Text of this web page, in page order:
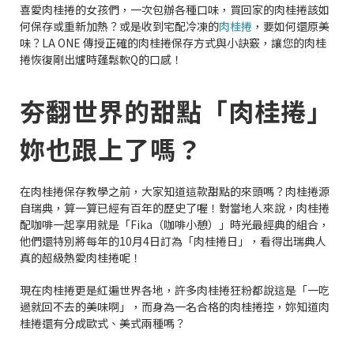
喜愛肉桂捲的女孩們，一次包辦各種口味，買回家的肉桂捲該如
何保存或重新加熱？或是收到宅配冷凍的肉桂捲 ，要如何還原美
味？LA ONE 傳授正確的肉桂捲保存方式與小訣竅，讓您的肉桂
捲恢復剛出爐時蓬鬆軟Q的口感！
夯翻世界的甜點「肉桂捲」
妳也跟上了嗎？
在肉桂捲保存教學之前，大家知道這款甜點的來頭嗎？肉桂捲源
自瑞典，算一算已經有百年的歷史了喔！對當地人來說，肉桂捲
配咖啡一起享用就是「Fika（咖啡小憩）」時光最經典的組合，
他們還特別將每年的10月4日訂為「肉桂捲日」，看得出瑞典人
真的超級熱愛肉桂捲呢！
現在肉桂捲更是紅遍世界各地，許多肉桂捲狂粉都說這是「一吃
過就回不去的美味啊」，而身為一名合格的肉桂捲控，妳知道肉
桂捲還有分成歐式、美式兩種嗎？